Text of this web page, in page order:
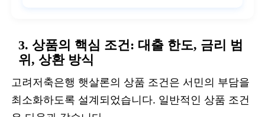
3. 상품의 핵심 조건: 대출 한도, 금리 범
위, 상환 방식
고려저축은행 햇살론의 상품 조건은 서민의 부담을
최소화하도록 설계되었습니다. 일반적인 상품 조건